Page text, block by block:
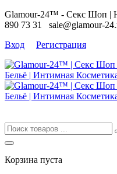
Glamour-24™ - Секс Шоп |
890 73 31 sale@glamour-
Вход
Регистрация
Корзина пуста